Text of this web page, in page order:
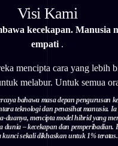
Visi Kami
kecekapan. Manusia
empati .
mencipta cara yang lebih
melabur. Untuk semua
bahawa masa depan pengurusan
teknologi dan penasihat manusia. Ia
duanya, mencipta model hibrid yang
dunia – kecekapan dan pemperibadian.
kunci sekali dikhaskan untuk 1%